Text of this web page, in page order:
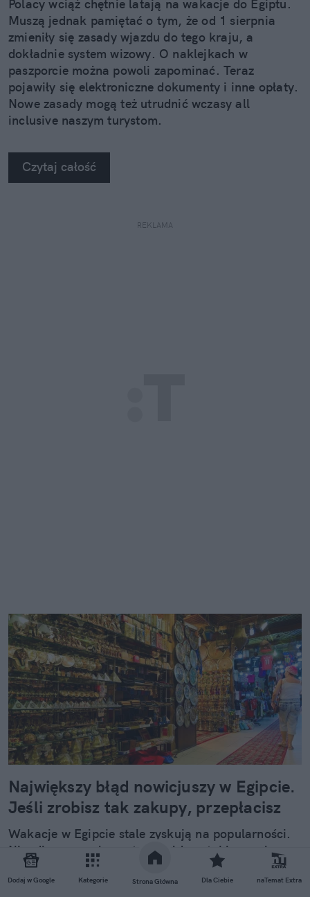
Dodaj w Google Kategorie Strona Główna Dla Ciebie naTemat Extra
Polacy wciąż chętnie latają na wakacje do Egiptu.
Muszą jednak pamiętać o tym, że od 1 sierpnia
zmieniły się zasady wjazdu do tego kraju, a
dokładnie system wizowy. O naklejkach w
paszporcie można powoli zapominać. Teraz
pojawiły się elektroniczne dokumenty i inne opłaty.
Nowe zasady mogą też utrudnić wczasy all
inclusive naszym turystom.
Czytaj całość
REKLAMA
Największy błąd nowicjuszy w Egipcie.
Jeśli zrobisz tak zakupy, przepłacisz
Wakacje w Egipcie stale zyskują na popularności.
Nieodłącznym elementem każdego takiego urlopu
są zakupy. W końcu każdy z nas słyszał o niskich
cenach i dobrych produktach z tego kraju.